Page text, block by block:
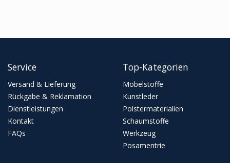
Service
Versand & Lieferung
Rückgabe & Reklamation
Dienstleistungen
Kontakt
FAQs
Top-Kategorien
Möbelstoffe
Kunstleder
Polstermaterialien
Schaumstoffe
Werkzeug
Posamentrie